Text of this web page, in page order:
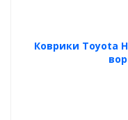
Коврики Toyota